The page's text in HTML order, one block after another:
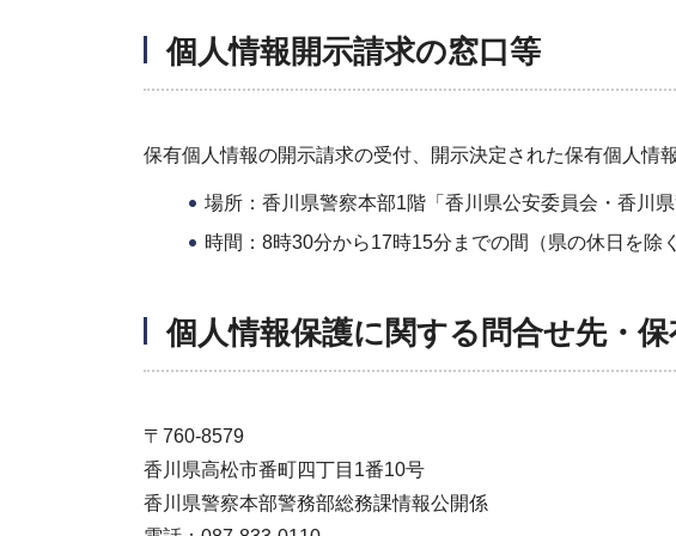
個人情報開示請求の窓口等
保有個人情報の開示請求の受付、開示決定された保有個人情
場所：香川県警察本部1階「香川県公安委員会・香川
時間：8時30分から17時15分までの間（県の休日を除
個人情報保護に関する問合せ先・
〒760-8579
香川県高松市番町四丁目1番10号
香川県警察本部警務部総務課情報公開係